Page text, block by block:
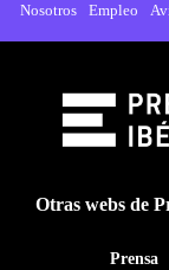
Nosotros Empleo
Otras webs de
Prensa